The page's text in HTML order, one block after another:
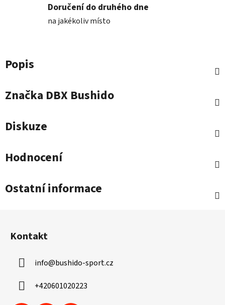
Doručení do druhého dne
na jakékoliv místo
Popis
Značka DBX Bushido
Diskuze
Hodnocení
Ostatní informace
Kontakt
info@bushido-sport.cz
+420601020223